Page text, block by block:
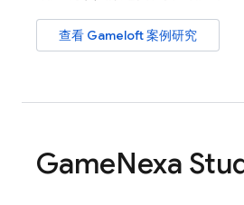
查看 Gameloft 案例研究
GameNexa